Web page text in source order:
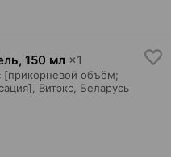
, 150 мл ×1
[прикорневой объём;
Витэкс , Беларусь